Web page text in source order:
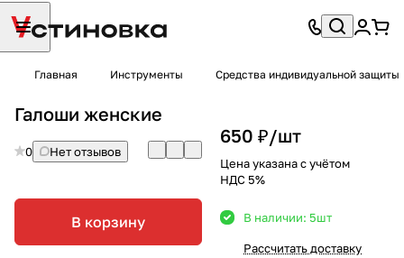
Главная Инструменты Средства индивидуальной защиты
Галоши женские
0 Нет отзывов
В корзину
650 ₽/шт
Цена указана с учётом
НДС 5%
В наличии: 5шт
Рассчитать доставку